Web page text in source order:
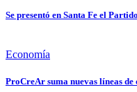
Se presentó en Santa Fe el
Economía
ProCreAr suma nuevas líneas